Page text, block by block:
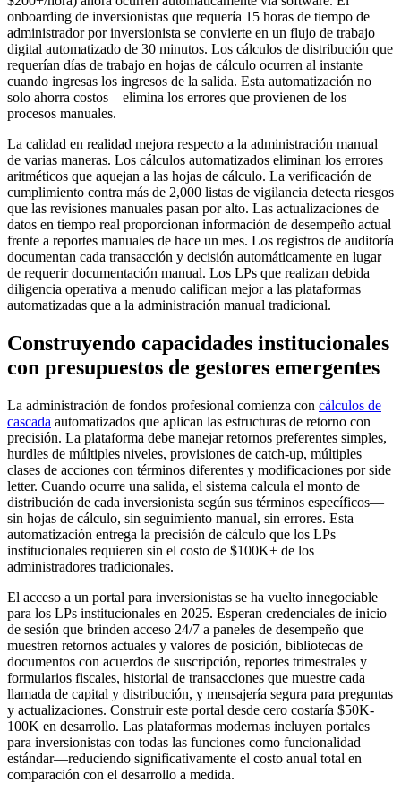
onboarding de inversionistas que requería 15 horas de tiempo de
administrador por inversionista se convierte en un flujo de trabajo
digital automatizado de 30 minutos. Los cálculos de distribución que
requerían días de trabajo en hojas de cálculo ocurren al instante
cuando ingresas los ingresos de la salida. Esta automatización no
solo ahorra costos—elimina los errores que provienen de los
procesos manuales.
La calidad en realidad mejora respecto a la administración manual
de varias maneras. Los cálculos automatizados eliminan los errores
aritméticos que aquejan a las hojas de cálculo. La verificación de
cumplimiento contra más de 2,000 listas de vigilancia detecta riesgos
que las revisiones manuales pasan por alto. Las actualizaciones de
datos en tiempo real proporcionan información de desempeño actual
frente a reportes manuales de hace un mes. Los registros de auditoría
documentan cada transacción y decisión automáticamente en lugar
de requerir documentación manual. Los LPs que realizan debida
diligencia operativa a menudo califican mejor a las plataformas
automatizadas que a la administración manual tradicional.
Construyendo capacidades institucionales
con presupuestos de gestores emergentes
La administración de fondos profesional comienza con cálculos de
cascada automatizados que aplican las estructuras de retorno con
precisión. La plataforma debe manejar retornos preferentes simples,
hurdles de múltiples niveles, provisiones de catch-up, múltiples
clases de acciones con términos diferentes y modificaciones por side
letter. Cuando ocurre una salida, el sistema calcula el monto de
distribución de cada inversionista según sus términos específicos—
sin hojas de cálculo, sin seguimiento manual, sin errores. Esta
automatización entrega la precisión de cálculo que los LPs
institucionales requieren sin el costo de $100K+ de los
administradores tradicionales.
El acceso a un portal para inversionistas se ha vuelto innegociable
para los LPs institucionales en 2025. Esperan credenciales de inicio
de sesión que brinden acceso 24/7 a paneles de desempeño que
muestren retornos actuales y valores de posición, bibliotecas de
documentos con acuerdos de suscripción, reportes trimestrales y
formularios fiscales, historial de transacciones que muestre cada
llamada de capital y distribución, y mensajería segura para preguntas
y actualizaciones. Construir este portal desde cero costaría $50K-
100K en desarrollo. Las plataformas modernas incluyen portales
para inversionistas con todas las funciones como funcionalidad
estándar—reduciendo significativamente el costo anual total en
comparación con el desarrollo a medida.